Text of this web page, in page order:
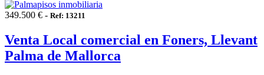
349.500 € - Ref: 13211
Venta Local comercial en Foners, Llevant
Palma de Mallorca